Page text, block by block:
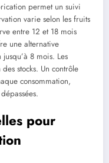
permet un suivi
varie selon les fruits
entre 12 et 18 mois
une alternative
8 mois. Les
stocks. Un contrôle
consommation,
pour